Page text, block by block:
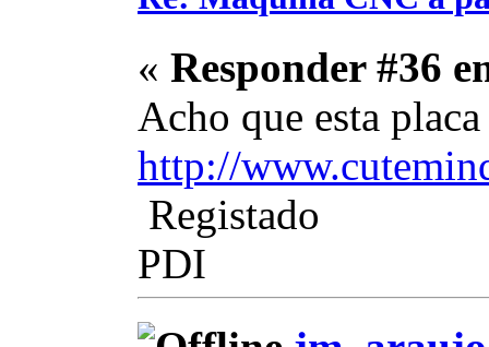
« Responder #36
Acho que esta
http://
Registado
PDI